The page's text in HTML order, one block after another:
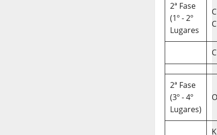
2ª Fase
(1º - 2º
Lugares
C
2ª Fase
(3º - 4º
Lugares)